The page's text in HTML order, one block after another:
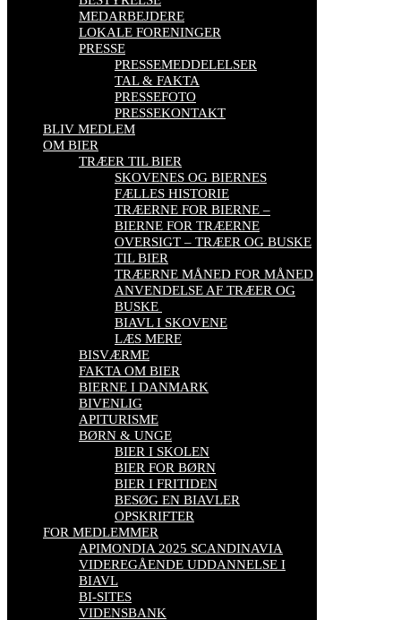
MEDARBEJDERE
LOKALE FORENINGER
PRESSE
PRESSEMEDDELELSER
TAL & FAKTA
PRESSEFOTO
PRESSEKONTAKT
BLIV MEDLEM
OM BIER
TRÆER TIL BIER
SKOVENES OG BIERNES
FÆLLES HISTORIE
TRÆERNE FOR BIERNE –
BIERNE FOR TRÆERNE
OVERSIGT – TRÆER OG BUSKE
TIL BIER
TRÆERNE MÅNED FOR MÅNED
ANVENDELSE AF TRÆER OG
BUSKE
BIAVL I SKOVENE
LÆS MERE
BISVÆRME
FAKTA OM BIER
BIERNE I DANMARK
BIVENLIG
APITURISME
BØRN & UNGE
BIER I SKOLEN
BIER FOR BØRN
BIER I FRITIDEN
BESØG EN BIAVLER
OPSKRIFTER
FOR MEDLEMMER
APIMONDIA 2025 SCANDINAVIA
VIDEREGÅENDE UDDANNELSE I
BIAVL
BI-SITES
VIDENSBANK